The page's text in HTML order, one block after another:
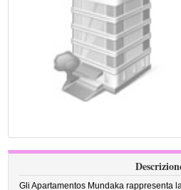
Gli Apartamentos Mundaka rappresenta